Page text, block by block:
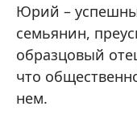
Юрий –
семьянин,
образцовый
что
нем.